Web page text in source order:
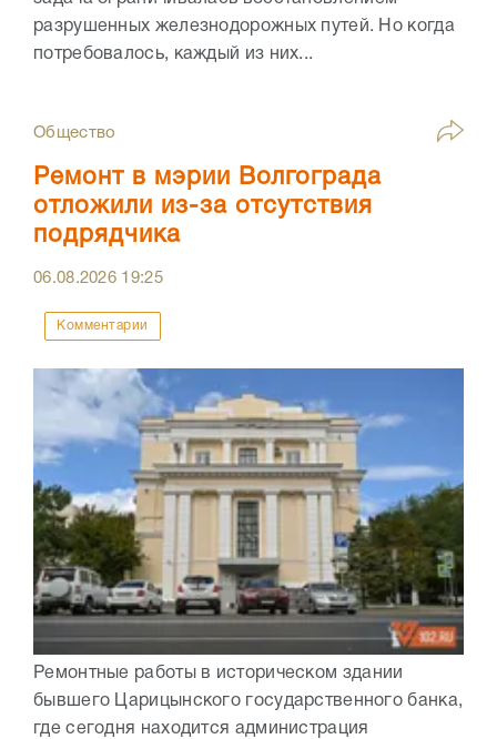
разрушенных железнодорожных путей. Но когда
потребовалось, каждый из них...
Общество
Ремонт в мэрии Волгограда
отложили из-за отсутствия
подрядчика
06.08.2026 19:25
Комментарии
Ремонтные работы в историческом здании
бывшего Царицынского государственного банка,
где сегодня находится администрация